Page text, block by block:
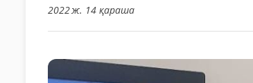
2022 ж. 14 қараша